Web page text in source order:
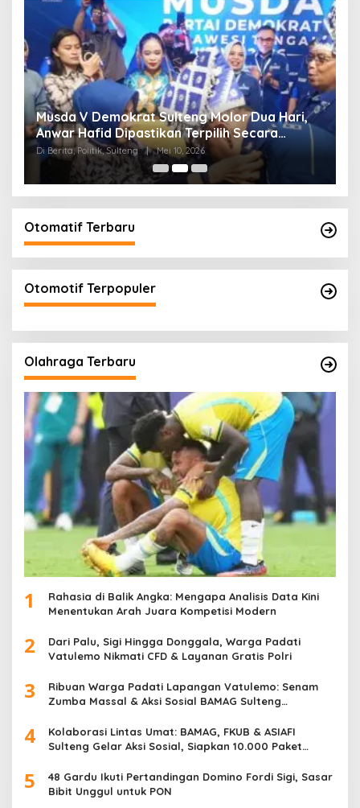
Musda V Demokrat Sulteng Molor Dua Hari,
Anwar Hafid Dipastikan Terpilih Secara
Aklamasi
Di Berita, Politik, Sulteng | Mei 10, 2026
Otomatif Terbaru
Otomotif Terpopuler
Olahraga Terbaru
1
Rahasia di Balik Angka: Mengapa Analisis Data Kini
Menentukan Arah Juara Kompetisi Modern
2
Dari Palu, Sigi Hingga Donggala, Warga Padati
Vatulemo Nikmati CFD & Layanan Gratis Polri
3
Ribuan Warga Padati Lapangan Vatulemo: Senam
Zumba Massal & Aksi Sosial BAMAG Sulteng
4
Kolaborasi Lintas Umat: BAMAG, FKUB & ASIAFI
Sulteng Gelar Aksi Sosial, Siapkan 10.000 Paket
5
48 Gardu Ikuti Pertandingan Domino Fordi Sigi, Sasar
Bibit Unggul untuk PON